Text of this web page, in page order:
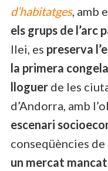
d’habitatges, amb
els grups de l’arc
llei, es preserva
la primera
lloguer de les
d’Andorra, amb
escenari
conseqüències de
un mercat